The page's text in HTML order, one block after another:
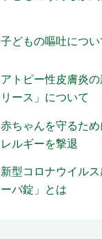
子どもの嘔吐につい
アトピー性皮膚炎
リース」について
赤ちゃんを守るた
レルギーを撃退
新型コロナウイル
ーバ錠」とは